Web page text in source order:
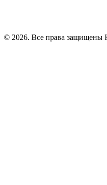
© 2026. Все права защищены